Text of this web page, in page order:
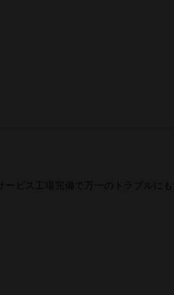
サービス工場完備で万一のトラブルに
ゆったりとくつろげるスペースをご用意
キッズルーム完備なのでお子様連れで
明るく、綺麗な商談スペースです。思
■弊社は県下に３４のサービス工場を